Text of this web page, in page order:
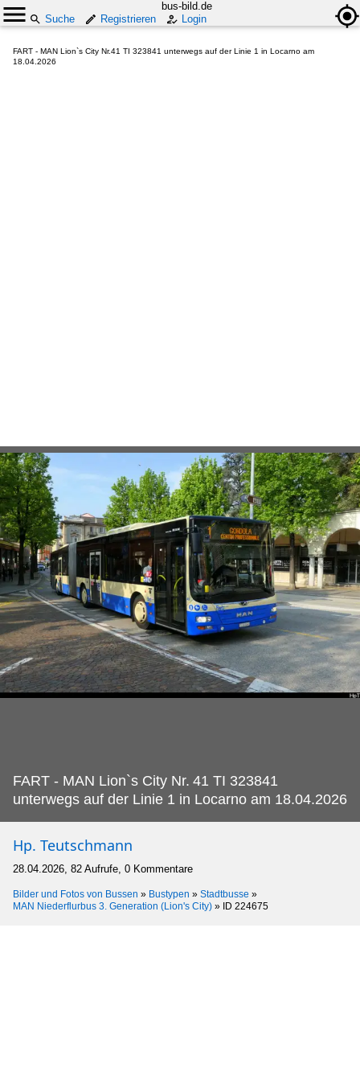
bus-bild.de
Suche
Registrieren Login
FART - MAN Lion`s City Nr.41 TI 323841 unterwegs auf der Linie 1 in Locarno am
18.04.2026
FART - MAN Lion`s City Nr. 41 TI 323841
unterwegs auf der Linie 1 in Locarno am 18.04.2026
Hp. Teutschmann
28.04.2026, 82 Aufrufe, 0 Kommentare
Bilder und Fotos von Bussen » Bustypen » Stadtbusse »
MAN Niederflurbus 3. Generation (Lion's City) » ID 224675